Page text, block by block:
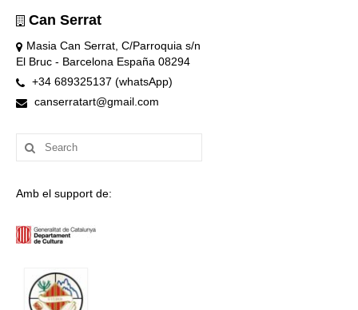
Can Serrat
Masia Can Serrat, C/Parroquia s/n
El Bruc - Barcelona España 08294
+34 689325137 (whatsApp)
canserratart@gmail.com
Search
for:
Amb el support de: